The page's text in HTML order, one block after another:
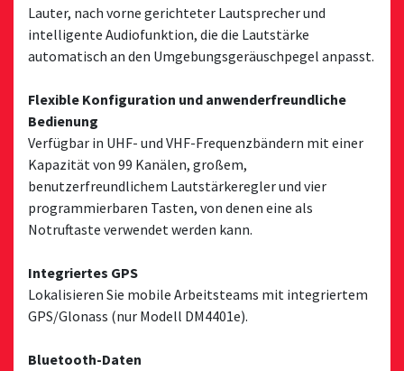
Lauter, nach vorne gerichteter Lautsprecher und
intelligente Audiofunktion, die die Lautstärke
automatisch an den Umgebungsgeräuschpegel anpasst.
Flexible Konfiguration und anwenderfreundliche
Bedienung
Verfügbar in UHF- und VHF-Frequenzbändern mit einer
Kapazität von 99 Kanälen, großem,
benutzerfreundlichem Lautstärkeregler und vier
programmierbaren Tasten, von denen eine als
Notruftaste verwendet werden kann.
Integriertes GPS
Lokalisieren Sie mobile Arbeitsteams mit integriertem
GPS/Glonass (nur Modell DM4401e).
Bluetooth-Daten